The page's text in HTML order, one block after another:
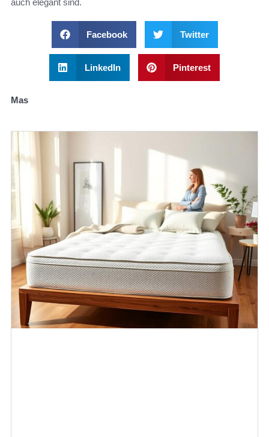
Facebook Twitter
LinkedIn Pinterest
Mas